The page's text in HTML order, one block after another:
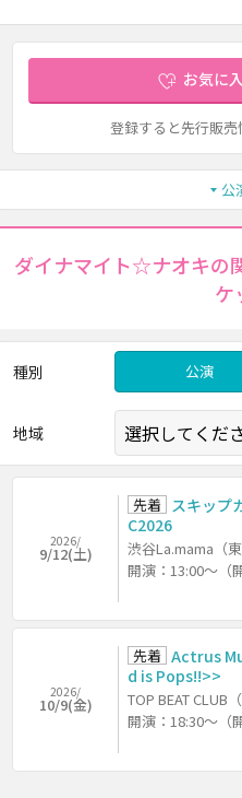
お気に
登録すると先行販
公
ダイナマイト☆ナオキの
ケ
種別 公演
地域
2026/
9/12(土)
先着
スキップ
C2026
渋谷La.mama（東
開演：13:00～（
2026/
10/9(金)
先着 Actrus
d is Pops!!>>
TOP BEAT CLUB
開演：18:30～（